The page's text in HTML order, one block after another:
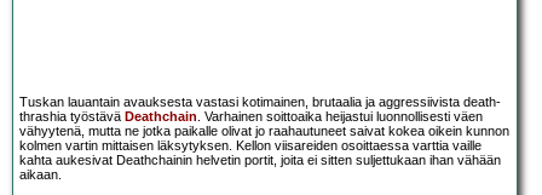
Tuskan lauantain avauksesta vastasi kotimainen, brutaalia ja aggressiivista death-
thrashia työstävä Deathchain. Varhainen soittoaika heijastui luonnollisesti väen
vähyytenä, mutta ne jotka paikalle olivat jo raahautuneet saivat kokea oikein kunnon
kolmen vartin mittaisen läksytyksen. Kellon viisareiden osoittaessa varttia vaille
kahta aukesivat Deathchainin helvetin portit, joita ei sitten suljettukaan ihan vähään
aikaan.